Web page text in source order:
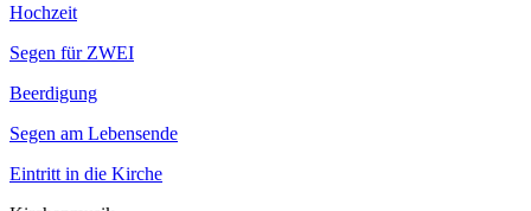
Hochzeit
Segen für ZWEI
Beerdigung
Segen am Lebensende
Eintritt in die Kirche